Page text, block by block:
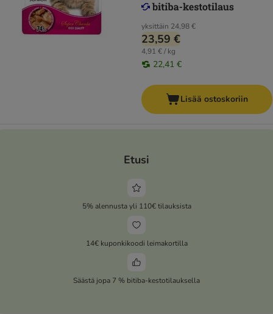
yksittäin 24,98 €
23,59 €
4,91 € / kg
22,41 €
Lisää ostoskoriin
Etusi
5% alennusta yli 110€ tilauksista
14€ kuponkikoodi leimakortilla
Säästä jopa 7 % bitiba-kestotilauksella